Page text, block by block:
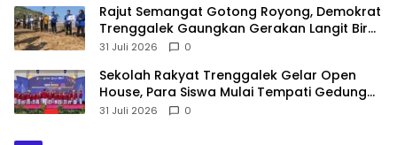
​Rajut Semangat Gotong Royong, Demokrat
Trenggalek Gaungkan Gerakan Langit Biru
di Pantai Konang
31 Juli 2026 0
Sekolah Rakyat Trenggalek Gelar Open
House, Para Siswa Mulai Tempati Gedung
Baru
31 Juli 2026 0